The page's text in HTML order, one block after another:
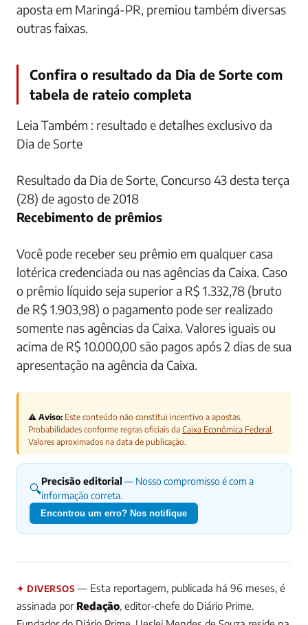
aposta em Maringá-PR, premiou também diversas
outras faixas.
Confira o resultado da Dia de Sorte com
tabela de rateio completa
Leia Também : resultado e detalhes exclusivo da
Dia de Sorte
Resultado da Dia de Sorte, Concurso 43 desta terça
(28) de agosto de 2018
Recebimento de prêmios
Você pode receber seu prêmio em qualquer casa
lotérica credenciada ou nas agências da Caixa. Caso
o prêmio líquido seja superior a R$ 1.332,78 (bruto
de R$ 1.903,98) o pagamento pode ser realizado
somente nas agências da Caixa. Valores iguais ou
acima de R$ 10.000,00 são pagos após 2 dias de sua
apresentação na agência da Caixa.
⚠️ Aviso: Este conteúdo não constitui incentivo a apostas.
Probabilidades conforme regras oficiais da Caixa Econômica Federal.
Valores aproximados na data de publicação.
🔍Precisão editorial — Nosso compromisso é com a
informação correta.
Encontrou um erro? Nos notifique
✦ DIVERSOS — Esta reportagem, publicada há 96 meses, é
assinada por Redação, editor-chefe do Diário Prime.